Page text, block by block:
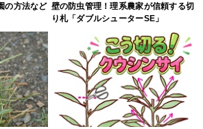
の方法など 壁の防虫管理！理系農家が信頼する切
り札「ダブルシューターSE」